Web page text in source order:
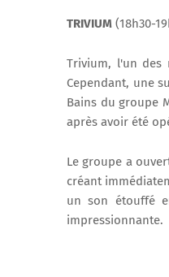
TRIVIUM (18h30-
Trivium, l'un des
Cependant, une
Bains du groupe
après avoir été
Le groupe a
créant
un son étouffé
impressionnante.